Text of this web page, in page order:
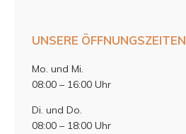
UNSERE ÖFFNUNGSZEITEN
Mo. und Mi.
08:00 – 16:00 Uhr
Di. und Do.
08:00 – 18:00 Uhr